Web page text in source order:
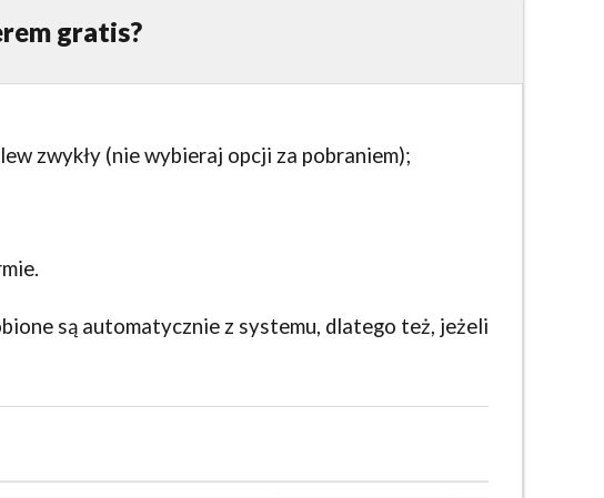
gratis?
zwykły (nie wybieraj opcji za pobraniem);
są automatycznie z systemu, dlatego też, jeżeli